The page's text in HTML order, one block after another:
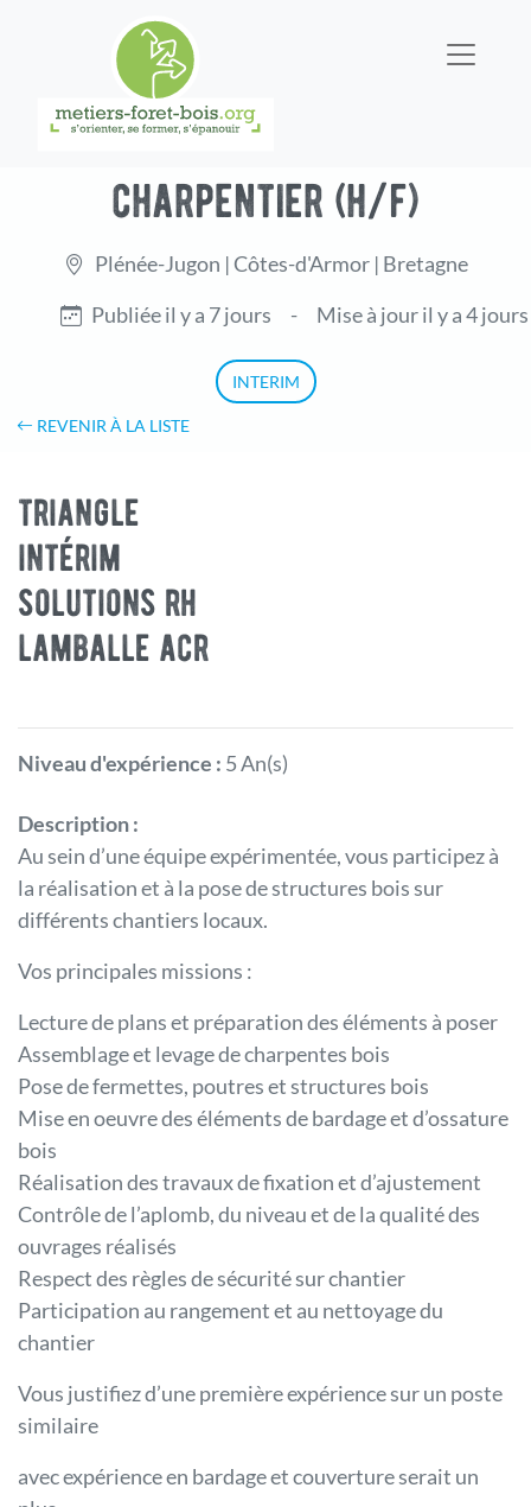
charpentier (h/f)
Plénée-Jugon | Côtes-d'Armor | Bretagne
Publiée il y a 7 jours
- Mise à jour il y a 4 jours
INTERIM
REVENIR À LA LISTE
triangle
intérim
solutions rh
lamballe acr
Niveau d'expérience : 5 An(s)
Description :
Au sein d’une équipe expérimentée, vous participez à
la réalisation et à la pose de structures bois sur
différents chantiers locaux.
Vos principales missions :
Lecture de plans et préparation des éléments à poser
Assemblage et levage de charpentes bois
Pose de fermettes, poutres et structures bois
Mise en oeuvre des éléments de bardage et d’ossature
bois
Réalisation des travaux de fixation et d’ajustement
Contrôle de l’aplomb, du niveau et de la qualité des
ouvrages réalisés
Respect des règles de sécurité sur chantier
Participation au rangement et au nettoyage du
chantier
Vous justifiez d’une première expérience sur un poste
similaire
avec expérience en bardage et couverture serait un